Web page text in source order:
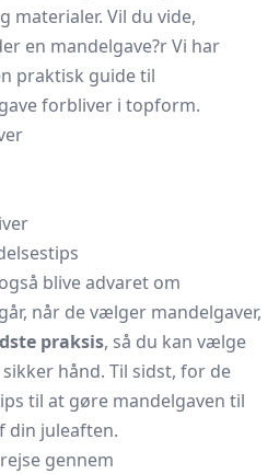
materialer. Vil du vide,
en mandelgave?r Vi har
praktisk guide til
forbliver i topform.
blive advaret om
når de vælger mandelgaver,
praksis, så du kan vælge
hånd. Til sidst, for de
til at gøre mandelgaven til
din juleaften.
gennem